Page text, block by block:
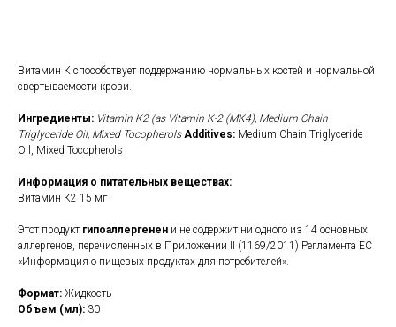
Витамин К способствует поддержанию нормальных костей и нормальной
свертываемости крови.
Ингредиенты: Vitamin K2 (as Vitamin K-2 (MK4), Medium Chain
Triglyceride Oil, Mixed TocopherolsAdditives: Medium Chain Triglyceride
Oil, Mixed Tocopherols
Информация о питательных веществах:
Витамин К2 15 мг
Этот продукт гипоаллергенен и не содержит ни одного из 14 основных
аллергенов, перечисленных в Приложении II (1169/2011) Регламента ЕС
«Информация о пищевых продуктах для потребителей».
Формат: Жидкость
Объем (мл): 30